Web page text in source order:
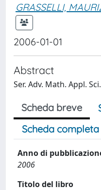
GRASSELLI,
2006-01-01
Abstract
Ser. Adv. Math. Appl. Sci.
Scheda breve
Scheda completa
Anno di
2006
Titolo del libro